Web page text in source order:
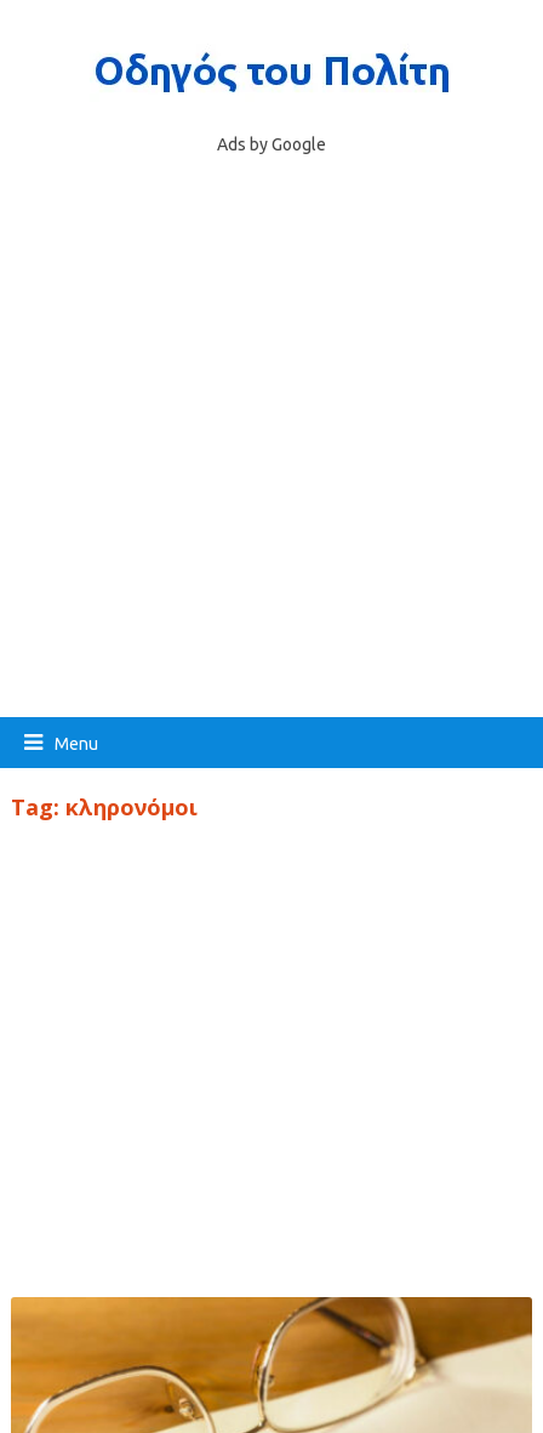
Ads by Google
Menu
Tag: κληρονόμοι